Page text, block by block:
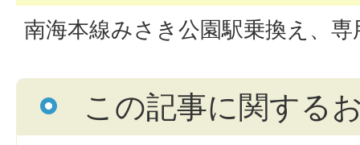
南海本線みさき公園駅乗換え、
この記事に関する